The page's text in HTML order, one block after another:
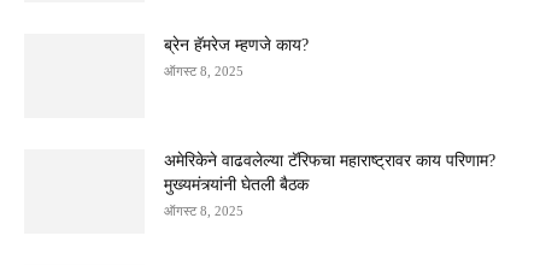
ब्रेन हॅमरेज म्हणजे काय?
ऑगस्ट 8, 2025
अमेरिकेने वाढवलेल्या टॅरिफचा महाराष्ट्रावर काय परिणाम?
मुख्यमंत्र्यांनी घेतली बैठक
ऑगस्ट 8, 2025